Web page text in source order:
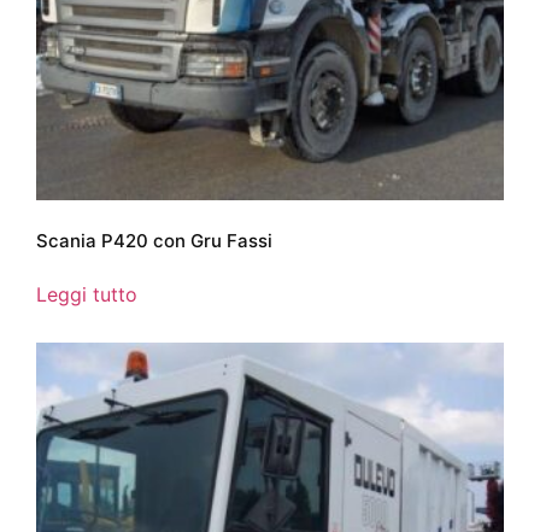
Scania P420 con Gru Fassi
Leggi tutto